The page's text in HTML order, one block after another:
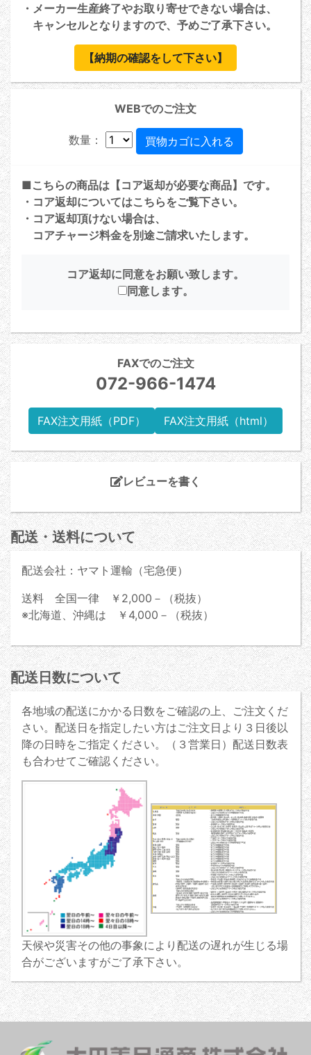
・メーカー生産終了やお取り寄せできない場合は、
キャンセルとなりますので、予めご了承下さい。
【納期の確認をして下さい】
WEBでのご注文
数量：
■こちらの商品は【コア返却が必要な商品】です。
・コア返却についてはこちらをご覧下さい。
・コア返却頂けない場合は、
コアチャージ料金を別途ご請求いたします。
コア返却に同意をお願い致します。
同意します。
FAXでのご注文
072-966-1474
FAX注文用紙（PDF） FAX注文用紙（html）
レビューを書く
配送・送料について
配送会社：ヤマト運輸（宅急便）
送料 全国一律 ￥2,000－（税抜）
※北海道、沖縄は ￥4,000－（税抜）
配送日数について
各地域の配送にかかる日数をご確認の上、ご注文くだ
さい。配送日を指定したい方はご注文日より３日後以
降の日時をご指定ください。（３営業日）配送日数表
も合わせてご確認ください。
天候や災害その他の事象により配送の遅れが生じる場
合がございますがご了承下さい。